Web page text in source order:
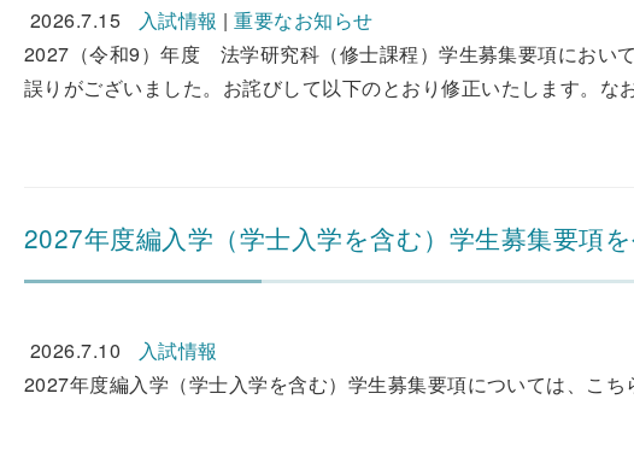
2026.7.15 入試情報 |重要なお知らせ
2027（令和9）年度 法学研究科（修士課程）学生募集要項におい
誤りがございました。お詫びして以下のとおり修正いたします。
2027年度編入学（学士入学を含む）学生募集要項
2026.7.10
入試情報
2027年度編入学（学士入学を含む）学生募集要項については、こち